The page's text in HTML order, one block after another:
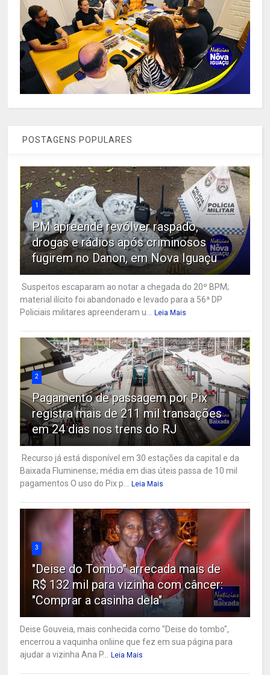
POSTAGENS POPULARES
1
PM apreende revólver raspado,
drogas e rádios após criminosos
fugirem no Danon, em Nova Iguaçu
Suspeitos escaparam ao notar a chegada do 20º BPM;
material ilícito foi abandonado e levado para a 56ª DP
Policiais militares apreenderam u...
Leia Mais
2
Pagamento de passagem por Pix
registra mais de 211 mil transações
em 24 dias nos trens do RJ
Recurso já está disponível em 30 estações da capital e da
Baixada Fluminense; média em dias úteis passa de 10 mil
pagamentos O uso do Pix p...
Leia Mais
3
"Deise do Tombo" arrecada mais de
R$ 132 mil para vizinha com câncer:
"Comprar a casinha dela"
Deise Gouveia, mais conhecida como "Deise do tombo",
encerrou a vaquinha onliine que fez em sua página para
ajudar a vizinha Ana P...
Leia Mais